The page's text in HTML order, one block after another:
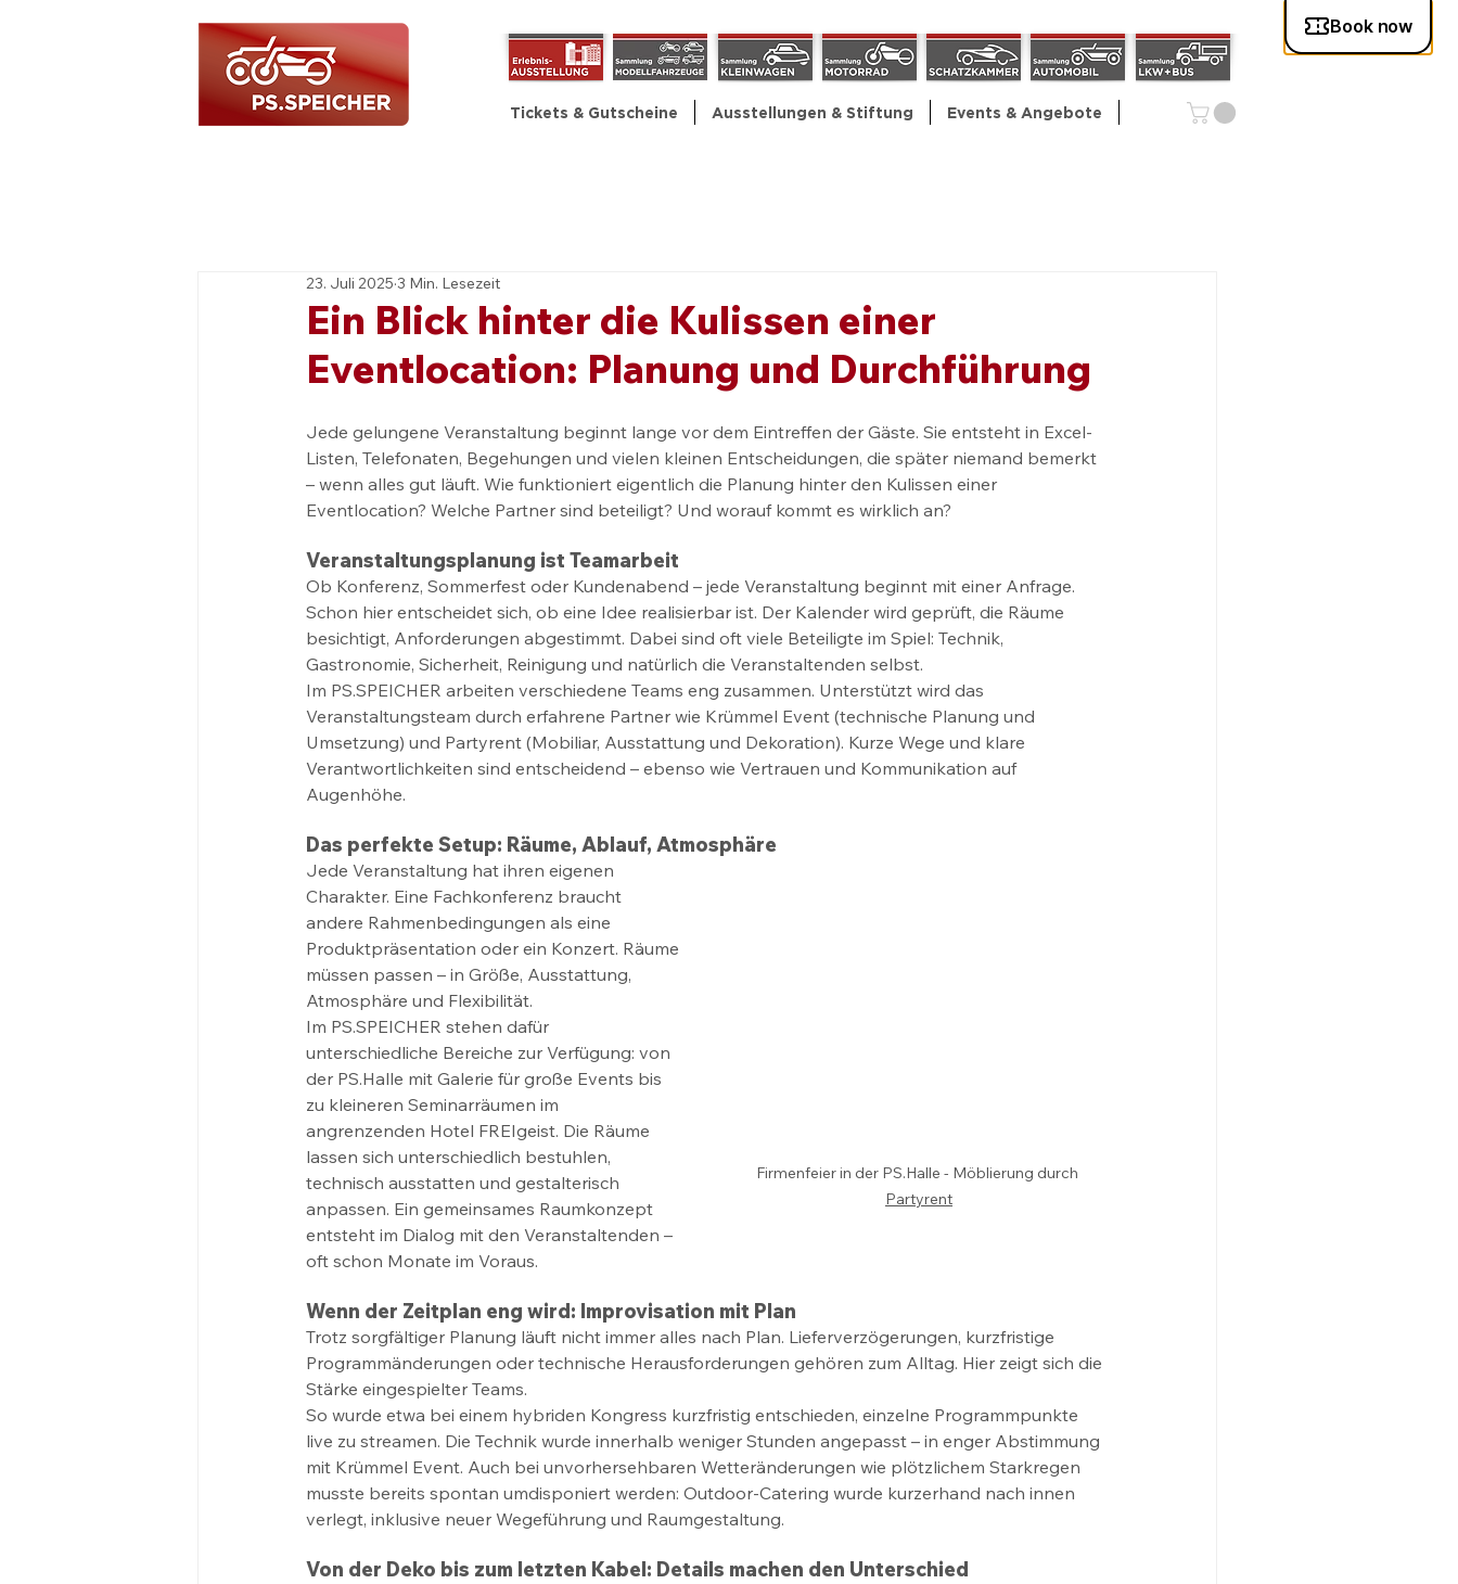
Tickets & Gutscheine Ausstellungen & Stiftung Events & Angebote
Ein Blick hinter die Kulissen einer
Eventlocation: Planung und Durchführung
23. Juli 2025 3 Min. Lesezeit
Jede gelungene Veranstaltung beginnt lange vor dem Eintreffen der Gäste. Sie entsteht in Excel-
Listen, Telefonaten, Begehungen und vielen kleinen Entscheidungen, die später niemand bemerkt
– wenn alles gut läuft. Wie funktioniert eigentlich die Planung hinter den Kulissen einer
Eventlocation? Welche Partner sind beteiligt? Und worauf kommt es wirklich an?
Veranstaltungsplanung ist Teamarbeit
Ob Konferenz, Sommerfest oder Kundenabend – jede Veranstaltung beginnt mit einer Anfrage.
Schon hier entscheidet sich, ob eine Idee realisierbar ist. Der Kalender wird geprüft, die Räume
besichtigt, Anforderungen abgestimmt. Dabei sind oft viele Beteiligte im Spiel: Technik,
Gastronomie, Sicherheit, Reinigung und natürlich die Veranstaltenden selbst.
Im PS.SPEICHER arbeiten verschiedene Teams eng zusammen. Unterstützt wird das
Veranstaltungsteam durch erfahrene Partner wie Krümmel Event (technische Planung und
Umsetzung) und Partyrent (Mobiliar, Ausstattung und Dekoration). Kurze Wege und klare
Verantwortlichkeiten sind entscheidend – ebenso wie Vertrauen und Kommunikation auf
Augenhöhe.
Das perfekte Setup: Räume, Ablauf, Atmosphäre
Firmenfeier in der PS.Halle - Möblierung durch
Partyrent
Jede Veranstaltung hat ihren eigenen
Charakter. Eine Fachkonferenz braucht
andere Rahmenbedingungen als eine
Produktpräsentation oder ein Konzert. Räume
müssen passen – in Größe, Ausstattung,
Atmosphäre und Flexibilität.
Im PS.SPEICHER stehen dafür
unterschiedliche Bereiche zur Verfügung: von
der PS.Halle mit Galerie für große Events bis
zu kleineren Seminarräumen im
angrenzenden Hotel FREIgeist. Die Räume
lassen sich unterschiedlich bestuhlen,
technisch ausstatten und gestalterisch
anpassen. Ein gemeinsames Raumkonzept
entsteht im Dialog mit den Veranstaltenden –
oft schon Monate im Voraus.
Wenn der Zeitplan eng wird: Improvisation mit Plan
Trotz sorgfältiger Planung läuft nicht immer alles nach Plan. Lieferverzögerungen, kurzfristige
Programmänderungen oder technische Herausforderungen gehören zum Alltag. Hier zeigt sich die
Stärke eingespielter Teams.
So wurde etwa bei einem hybriden Kongress kurzfristig entschieden, einzelne Programmpunkte
live zu streamen. Die Technik wurde innerhalb weniger Stunden angepasst – in enger Abstimmung
mit Krümmel Event. Auch bei unvorhersehbaren Wetteränderungen wie plötzlichem Starkregen
musste bereits spontan umdisponiert werden: Outdoor-Catering wurde kurzerhand nach innen
verlegt, inklusive neuer Wegeführung und Raumgestaltung.
Von der Deko bis zum letzten Kabel: Details machen den Unterschied